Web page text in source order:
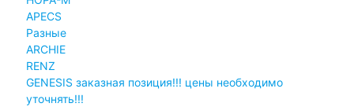
APECS
Разные
ARCHIE
RENZ
GENESIS заказная позиция!!! цены необходимо
уточнять!!!